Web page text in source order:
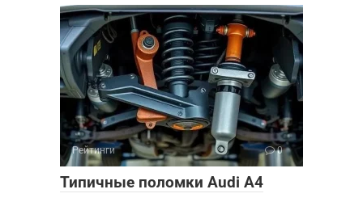
Рейтинги 0
Типичные поломки Audi A4